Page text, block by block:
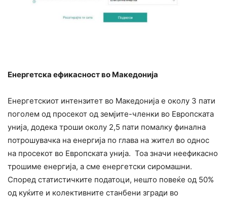
Енергетска ефикасност во Македонија
Енергетскиот интензитет во Македонија е околу 3 пати
поголем од просекот од земјите-членки во Европската
унија, додека троши околу 2,5 пати помалку финална
потрошувачка на енергија по глава на жител во однос
на просекот во Европската унија. Тоа значи неефикасно
трошиме енергија, а сме енергетски сиромашни.
Според статистичките податоци, нешто повеќе од 50%
од куќите и колективните станбени згради во